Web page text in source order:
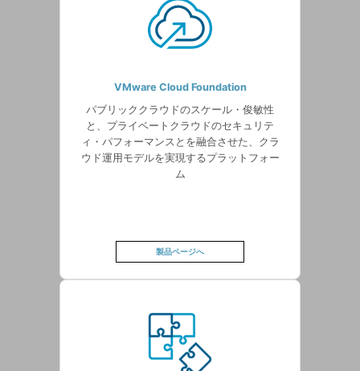
VMware Cloud Foundation
パブリッククラウドのスケール・俊敏性
と、プライベートクラウドのセキュリテ
ィ・パフォーマンスとを融合させた、クラ
ウド運用モデルを実現するプラットフォー
ム
製品ページへ